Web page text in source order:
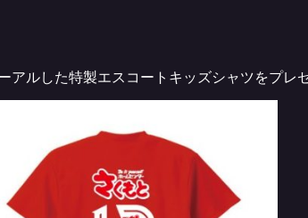
アルした特製エスコートキッズシャツをプレ